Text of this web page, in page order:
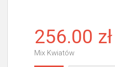
256.00 zł
Mix Kwiatów